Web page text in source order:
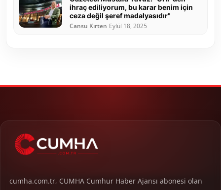
ihraç ediliyorum, bu karar benim için
ceza değil şeref madalyasıdır"
Cansu Kırten Eylül 18, 2025
cumha.com.tr, CUMHA Cumhur Haber Ajansı abonesi olan